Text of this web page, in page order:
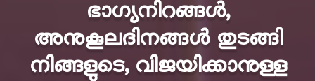
ഭാഗ്യനിറങ്ങള്‍,
അനുകൂലദിനങ്ങള്‍ തുടങ്ങി
നിങ്ങളുടെ, വിജയിക്കാനുള്ള